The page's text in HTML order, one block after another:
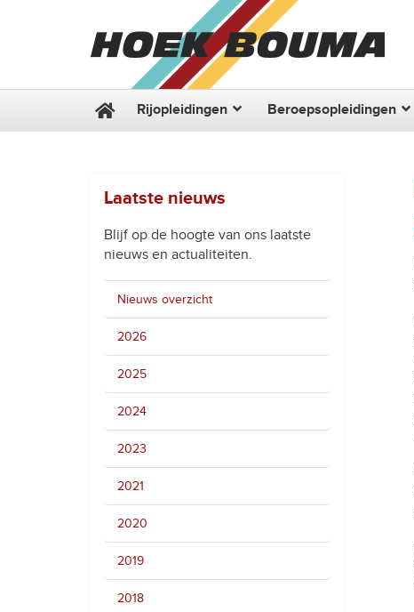
Rijopleidingen Beroepsopleidingen
Laatste nieuws
Blijf op de hoogte van ons laatste
nieuws en actualiteiten.
Nieuws overzicht
2026
2025
2024
2023
2021
2020
2019
2018